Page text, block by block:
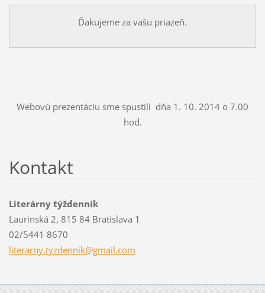
Ďakujeme za vašu priazeň.
Webovú prezentáciu sme spustili dňa 1. 10. 2014 o 7.00
hod.
Kontakt
Literárny týždenník
Laurinská 2, 815 84 Bratislava 1
02/5441 8670
literarny.tyzdennik@gmail.com